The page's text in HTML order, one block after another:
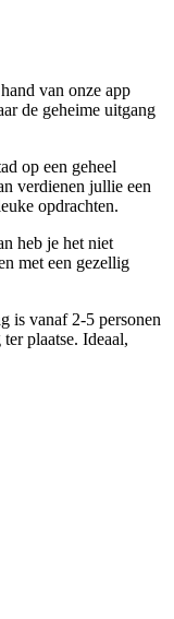
van onze app
de geheime uitgang
op een geheel
verdienen jullie een
opdrachten.
heb je het niet
met een gezellig
is vanaf 2-5 personen
plaatse. Ideaal,